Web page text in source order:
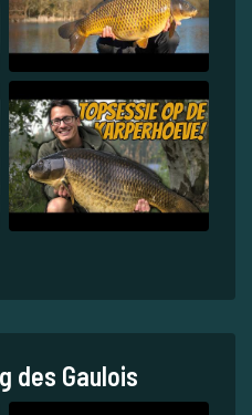
des Gaulois